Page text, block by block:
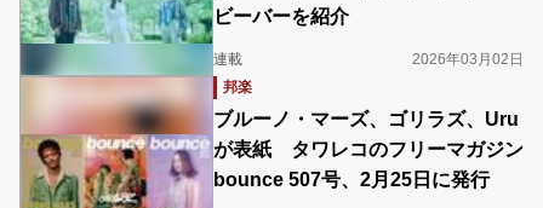
ビーバーを紹介
連載
2026年03月02日
邦楽
ブルーノ・マーズ、ゴリラズ、Uru
が表紙 タワレコのフリーマガジン
bounce 507号、2月25日に発行